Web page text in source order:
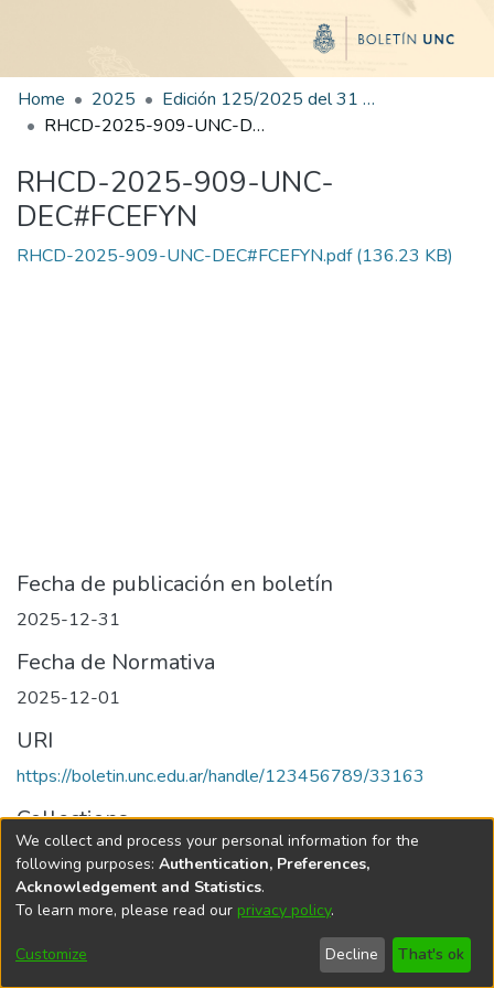
Home 2025
Edición 125/2025 del 31 de diciembre de 2025
RHCD-2025-909-UNC-DEC#FCEFYN
RHCD-2025-909-UNC-
DEC#FCEFYN
RHCD-2025-909-UNC-DEC#FCEFYN.pdf(136.23 KB)
Fecha de publicación en boletín
2025-12-31
Fecha de Normativa
2025-12-01
URI
https://boletin.unc.edu.ar/handle/123456789/33163
Collections
Edición 125/2025 del 31 de diciembre de 2025
Universidad Nacional de Córdoba
We collect and process your personal information for the
following purposes: Authentication, Preferences,
Acknowledgement and Statistics.
To learn more, please read our privacy policy.
Customize Decline That's ok